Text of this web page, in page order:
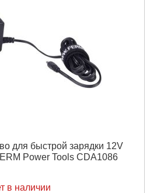
для быстрой зарядки 12V
Power Tools CDA1086
в наличии